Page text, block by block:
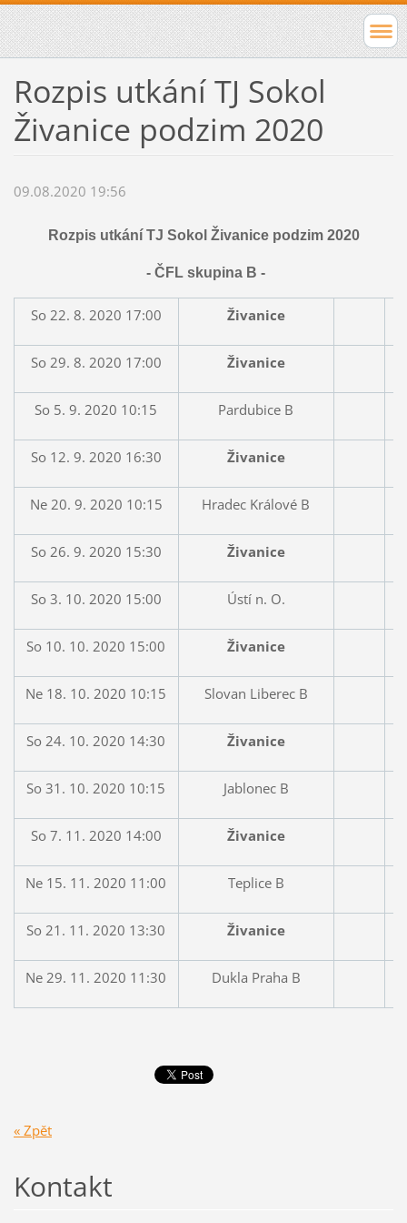
Rozpis utkání TJ Sokol
Živanice podzim 2020
09.08.2020 19:56
Rozpis utkání TJ Sokol Živanice podzim 2020
- ČFL skupina B -
So 22. 8. 2020 17:00 Živanice
So 29. 8. 2020 17:00 Živanice
So 5. 9. 2020 10:15 Pardubice B
So 12. 9. 2020 16:30 Živanice
Ne 20. 9. 2020 10:15 Hradec Králové B
So 26. 9. 2020 15:30 Živanice
So 3. 10. 2020 15:00 Ústí n. O.
So 10. 10. 2020 15:00 Živanice
Ne 18. 10. 2020 10:15 Slovan Liberec B
So 24. 10. 2020 14:30 Živanice
So 31. 10. 2020 10:15 Jablonec B
So 7. 11. 2020 14:00 Živanice
Ne 15. 11. 2020 11:00 Teplice B
So 21. 11. 2020 13:30 Živanice
Ne 29. 11. 2020 11:30 Dukla Praha B
« Zpět
Kontakt